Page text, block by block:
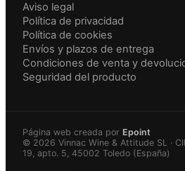
Aviso legal
Política de privacidad
Política de cookies
Envíos y plazos de entrega
Condiciones de venta y
Seguridad del producto
Página web creada por Epoint
© 2026 Vinnac Wine & Attitude SL ·
19, apto. 5, 45002 Toledo (España)
Añadido a la cesta